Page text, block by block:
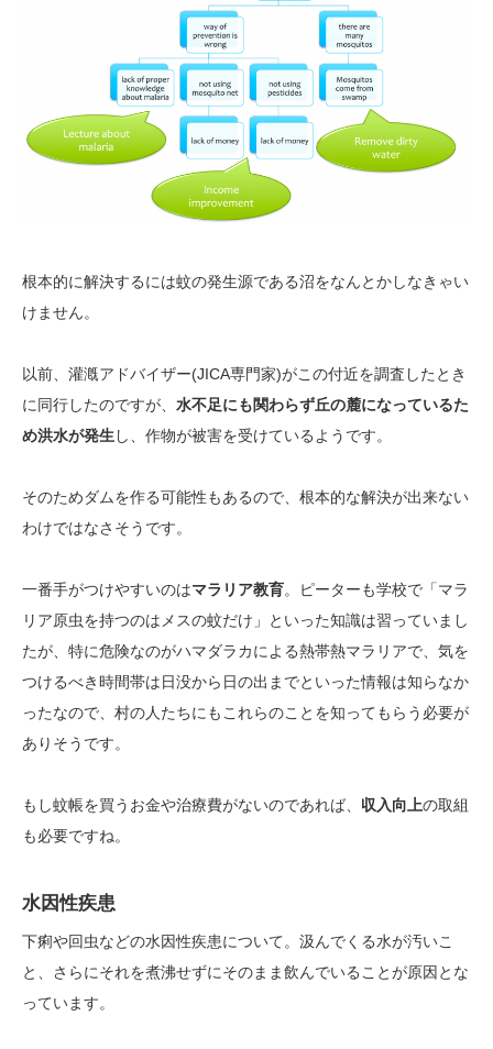
根本的に解決するには蚊の発生源である沼をなんとかしなきゃい
けません。
以前、灌漑アドバイザー(JICA専門家)がこの付近を調査したとき
に同行したのですが、 水不足にも関わらず丘の麓になっているた
め洪水が発生 し、作物が被害を受けているようです。
そのためダムを作る可能性もあるので、根本的な解決が出来ない
わけではなさそうです。
一番手がつけやすいのはマラリア教育。ピーターも学校で「マラ
リア原虫を持つのはメスの蚊だけ」といった知識は習っていまし
たが、特に危険なのがハマダラカによる熱帯熱マラリアで、気を
つけるべき時間帯は日没から日の出までといった情報は知らなか
ったなので、村の人たちにもこれらのことを知ってもらう必要が
ありそうです。
もし蚊帳を買うお金や治療費がないのであれば、 収入向上の取組
も必要ですね。
水因性疾患
下痢や回虫などの水因性疾患について。汲んでくる水が汚いこ
と、さらにそれを煮沸せずにそのまま飲んでいることが原因とな
っています。